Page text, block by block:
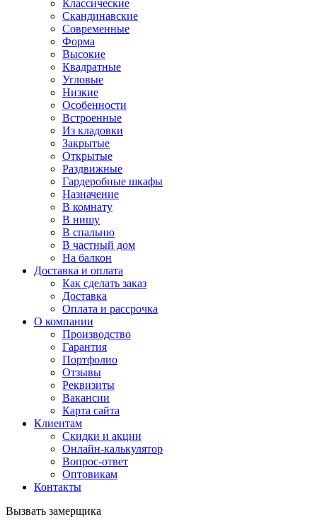
Классические
Скандинавские
Современные
Форма
Высокие
Квадратные
Угловые
Низкие
Особенности
Встроенные
Из кладовки
Закрытые
Открытые
Раздвижные
Гардеробные шкафы
Назначение
В комнату
В нишу
В спальню
В частный дом
На балкон
Доставка и оплата
Как сделать заказ
Доставка
Оплата и рассрочка
О компании
Производство
Гарантия
Портфолио
Отзывы
Реквизиты
Вакансии
Карта сайта
Клиентам
Скидки и акции
Онлайн-калькулятор
Вопрос-ответ
Оптовикам
Контакты
Вызвать замерщика